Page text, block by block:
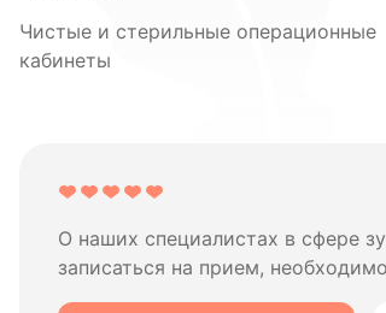
Чистые и стерильные операционные
кабинеты
О наших специалистах в сфере
записаться на прием,